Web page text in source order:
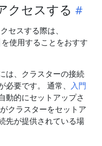
クセスする
セスする際は、
を使用することをおすす
は、クラスターの接続
要です。 通常、 入門
動的にセットアップさ
クラスターをセットア
先が提供されている場